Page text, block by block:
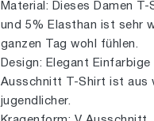
Material: Dieses Damen
und 5% Elasthan ist sehr
ganzen Tag wohl fühlen.
Design: Elegant
Ausschnitt T-Shirt ist aus
jugendlicher.